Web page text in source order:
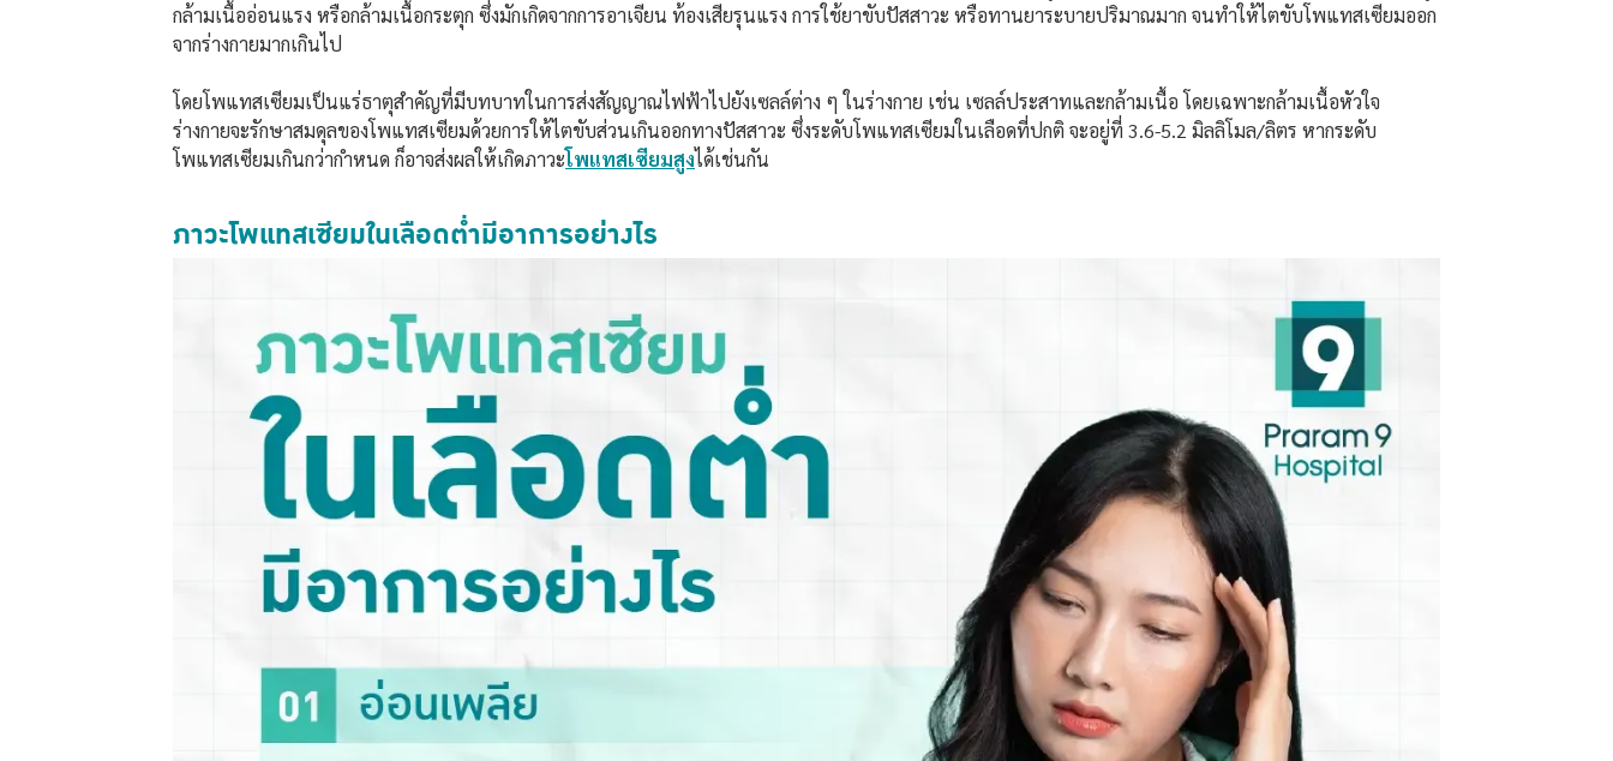
กล้ามเนื้ออ่อนแรง หรือกล้ามเนื้อกระตุก ซึ่งมักเกิดจากการอาเจียน ท้องเสียรุนแรง การใช้ยาขับปัสสาวะ หรือทานยาระบายปริมาณมาก จนทำให้ไตขับโพแทสเซียมออก
จากร่างกายมากเกินไป
โดยโพแทสเซียมเป็นแร่ธาตุสำคัญที่มีบทบาทในการส่งสัญญาณไฟฟ้าไปยังเซลล์ต่าง ๆ ในร่างกาย เช่น เซลล์ประสาทและกล้ามเนื้อ โดยเฉพาะกล้ามเนื้อหัวใจ
ร่างกายจะรักษาสมดุลของโพแทสเซียมด้วยการให้ไตขับส่วนเกินออกทางปัสสาวะ ซึ่งระดับโพแทสเซียมในเลือดที่ปกติ จะอยู่ที่ 3.6-5.2 มิลลิโมล/ลิตร หากระดับ
โพแทสเซียมเกินกว่ากำหนด ก็อาจส่งผลให้เกิดภาวะโพแทสเซียมสูงได้เช่นกัน
ภาวะโพแทสเซียมในเลือดต่ำมีอาการอย่างไร